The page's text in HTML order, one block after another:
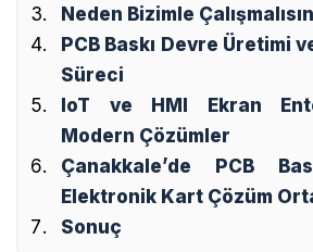
Neden Bizimle
PCB Baskı Devre Üretimi
Süreci
IoT ve HMI Ekran
Modern Çözümler
Çanakkale’de PCB
Elektronik Kart Çözüm
Sonuç